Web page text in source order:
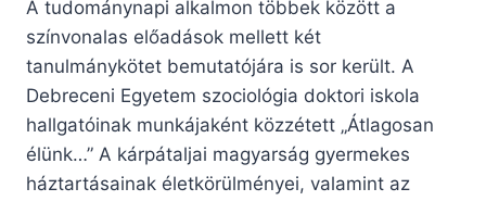
A tudománynapi alkalmon többek között a
színvonalas előadások mellett két
tanulmánykötet bemutatójára is sor került. A
Debreceni Egyetem szociológia doktori iskola
hallgatóinak munkájaként közzétett „Átlagosan
élünk…” A kárpátaljai magyarság gyermekes
háztartásainak életkörülményei, valamint az